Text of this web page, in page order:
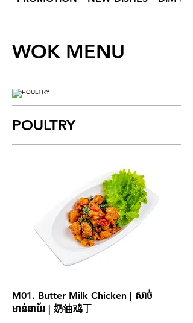
WOK MENU
POULTRY
M01. Butter Milk Chicken | សាច់
មាន់ឆាប័រ | 奶油鸡丁